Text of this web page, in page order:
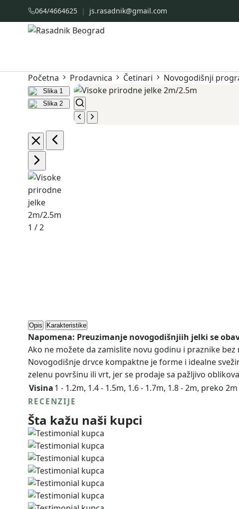
064/4664625 | js.rasadnik@gmail.com
Početna Prodavnica Četinari Novogodišnji
1 /2
Opis Karakteristike
Napomena: Preuzimanje novogodišnjiih jelki se
Ako ne možete da zamislite novu godinu i praznike
Novogodišnje drvce kompaktne je forme i idealne
zelenu površinu ili vrt, jer se prodaje sa pažljivo
Visina1 - 1.2m, 1.4 - 1.5m, 1.6 - 1.7m, 1.8 - 2m, preko 2m
RECENZIJE
Šta kažu naši kupci